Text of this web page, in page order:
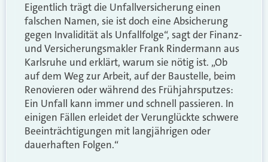
Eigentlich trägt die Unfallversicherung einen
falschen Namen, sie ist doch eine Absicherung
gegen Invalidität als Unfallfolge“, sagt der Finanz-
und Versicherungsmakler Frank Rindermann aus
Karlsruhe und erklärt, warum sie nötig ist. „Ob
auf dem Weg zur Arbeit, auf der Baustelle, beim
Renovieren oder während des Frühjahrsputzes:
Ein Unfall kann immer und schnell passieren. In
einigen Fällen erleidet der Verunglückte schwere
Beeinträchtigungen mit langjährigen oder
dauerhaften Folgen.“